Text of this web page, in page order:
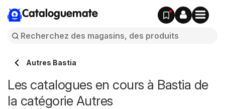
Cataloguemate
Autres Bastia
Les catalogues en cours à Bastia de
la catégorie Autres